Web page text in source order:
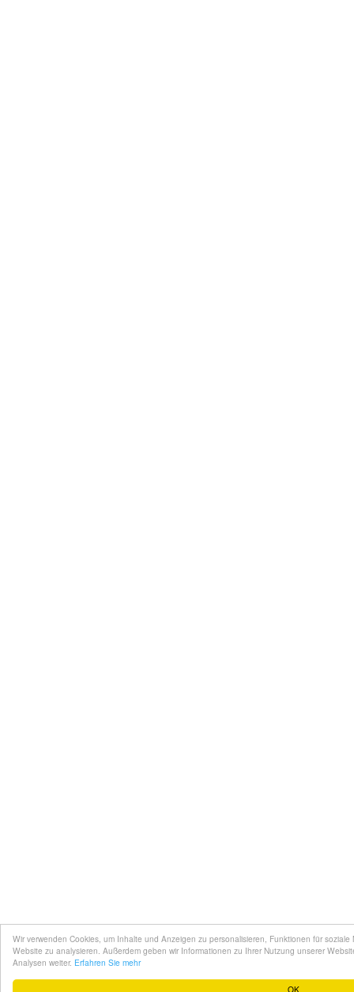
OK
Wir verwenden Cookies, um Inhalte und Anzeigen zu personalisieren, Funktionen für
Website zu analysieren. Außerdem geben wir Informationen zu Ihrer Nutzung unserer
Analysen weiter. Erfahren Sie mehr